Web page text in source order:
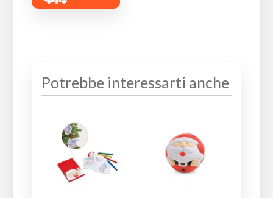
Potrebbe interessarti anche